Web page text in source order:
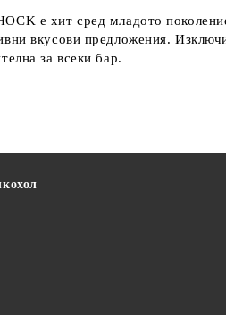
е хит сред младото
вкусови предложения.
за всеки бар.